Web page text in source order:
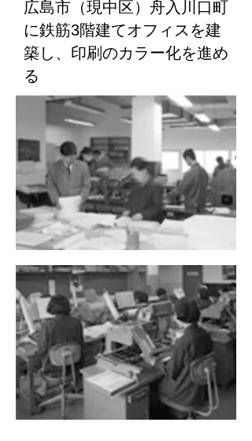
広島市（現中区）舟入川口町
に鉄筋3階建てオフィスを建
築し、印刷のカラー化を進め
る